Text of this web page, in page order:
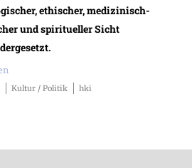
ethischer, medizinisch-
und spiritueller Sicht
Kultur / Politik hki